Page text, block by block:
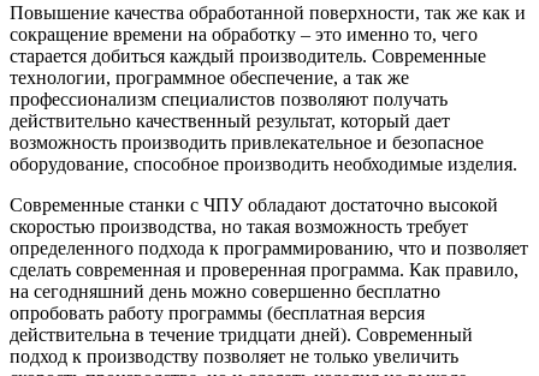
Повышение качества обработанной поверхности, так же как и
сокращение времени на обработку – это именно то, чего
старается добиться каждый производитель. Современные
технологии, программное обеспечение, а так же
профессионализм специалистов позволяют получать
действительно качественный результат, который дает
возможность производить привлекательное и безопасное
оборудование, способное производить необходимые изделия.
Современные станки с ЧПУ обладают достаточно высокой
скоростью производства, но такая возможность требует
определенного подхода к программированию, что и позволяет
сделать современная и проверенная программа. Как правило,
на сегодняшний день можно совершенно бесплатно
опробовать работу программы (бесплатная версия
действительна в течение тридцати дней). Современный
подход к производству позволяет не только увеличить